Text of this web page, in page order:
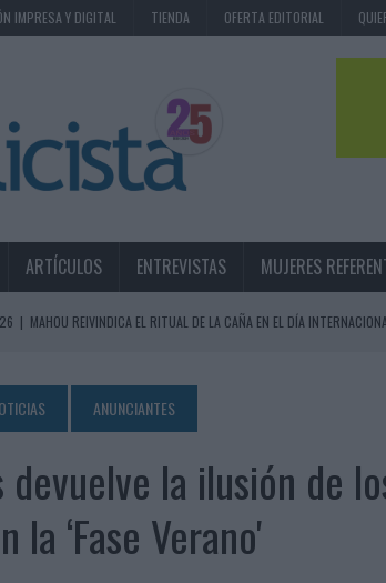
IMPRESA Y DIGITAL TIENDA OFERTA EDITORIAL
ARTÍCULOS ENTREVISTAS MUJERES
| MAHOU REIVINDICA EL RITUAL DE LA CAÑA EN EL DÍA
A PRUEBA LA ESTRATEGIA DIGITAL DE LAS MARCAS
LOS RECUERDOS EN SOUVENIRS CON IA
APAGUE EL SOL, EL ECLIPSE DE 2026 PONDRÁ A PRUEBA LA
DE FENOMENAL PARA MÁLAGA CF
ANUNCIANTES
devuelve la ilusión de
la ‘Fase Verano'